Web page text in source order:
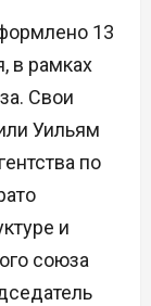
13
в рамках
Свои
Уильям
по
и
союза